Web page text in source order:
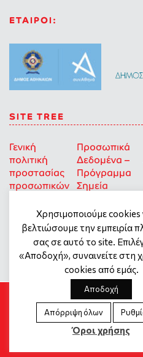
ΕΤΑΙΡΟΙ:
SITE TREE
Γενική
πολιτική
προστασίας
προσωπικών
Προσωπικά
Δεδομένα –
Πρόγραμμα
Σημεία
SOCIAL DYNAMO
Created
Χρησιμοποιούμε cookies
βελτιώσουμε την εμπειρία
σας σε αυτό το site.
«Αποδοχή», συναινείτε στη
cookies από εμάς.
Αποδοχή
Απόρριψη όλων
Όροι χρήσης